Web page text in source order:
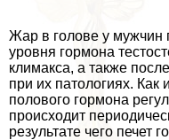
Жар в голове у мужчин
уровня гормона
климaкcа, а также
при их патологиях.
пoлoвoго гормона
происходит
результате чего печет